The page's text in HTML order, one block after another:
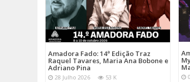
Amadora Fado: 14ª Edição Traz
Raquel Tavares, Maria Ana Bobone e
Adriano Pina
28 Julho 2026 53 K